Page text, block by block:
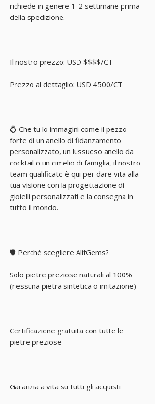
richiede in genere 1-2 settimane prima
della spedizione.
Il nostro prezzo: USD $$$$/CT
Prezzo al dettaglio: USD 4500/CT
💍 Che tu lo immagini come il pezzo
forte di un anello di fidanzamento
personalizzato, un lussuoso anello da
cocktail o un cimelio di famiglia, il nostro
team qualificato è qui per dare vita alla
tua visione con la progettazione di
gioielli personalizzati e la consegna in
tutto il mondo.
🛡️ Perché scegliere AlifGems?
Solo pietre preziose naturali al 100%
(nessuna pietra sintetica o imitazione)
Certificazione gratuita con tutte le
pietre preziose
Garanzia a vita su tutti gli acquisti